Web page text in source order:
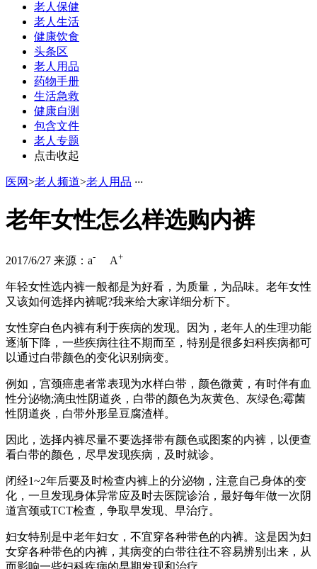
老人保健
老人生活
健康饮食
头条区
老人用品
药物手册
生活急救
健康自测
包含文件
老人专题
点击收起
医网>老人频道>老人用品 ···
老年女性怎么样选购内裤
2017/6/27 来源： a- A+
年轻女性选内裤一般都是为好看，为质量，为品味。老年女性
又该如何选择内裤呢?我来给大家详细分析下。
女性穿白色内裤有利于疾病的发现。因为，老年人的生理功能
逐渐下降，一些疾病往往不期而至，特别是很多妇科疾病都可
以通过白带颜色的变化识别病变。
例如，宫颈癌患者常表现为水样白带，颜色微黄，有时伴有血
性分泌物;滴虫性阴道炎，白带的颜色为灰黄色、灰绿色;霉菌
性阴道炎，白带外形呈豆腐渣样。
因此，选择内裤尽量不要选择带有颜色或图案的内裤，以便查
看白带的颜色，尽早发现疾病，及时就诊。
闭经1~2年后要及时检查内裤上的分泌物，注意自己身体的变
化，一旦发现身体异常应及时去医院诊治，最好每年做一次阴
道宫颈或TCT检查，争取早发现、早治疗。
妇女特别是中老年妇女，不宜穿各种带色的内裤。这是因为妇
女穿各种带色的内裤，其病变的白带往往不容易辨别出来，从